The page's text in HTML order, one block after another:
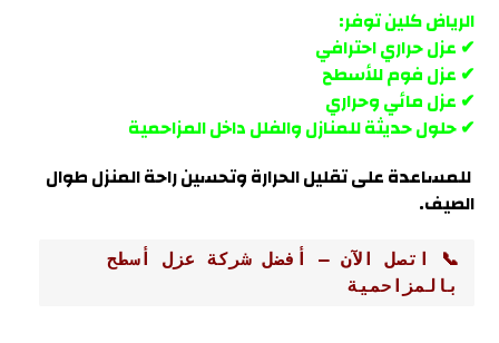
الرياض كلين توفر:
✔ عزل حراري احترافي
✔ عزل فوم للأسطح
✔ عزل مائي وحراري
✔ حلول حديثة للمنازل والفلل داخلالمزاحمية
للمساعدة على تقليل الحرارة وتحسين راحة المنزل طوال
الصيف.
بالمزاحمية